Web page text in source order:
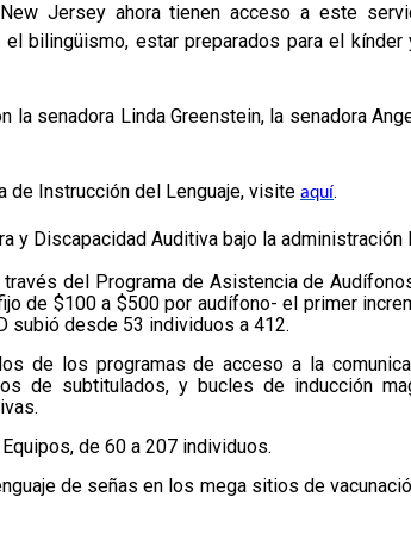
Jersey ahora tienen acceso a este
bilingüismo, estar preparados para el
senadora Linda Greenstein, la senadora
de Instrucción del Lenguaje, visite aquí.
Discapacidad Auditiva bajo la administración
del Programa de Asistencia de
de $100 a $500 por audífono- el primer
subió desde 53 individuos a 412.
de los programas de acceso a la
de subtitulados, y bucles de inducción
de 60 a 207 individuos.
de señas en los mega sitios de